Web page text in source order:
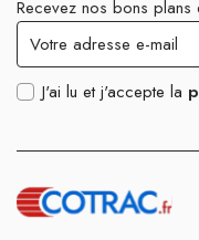
Recevez nos bons plans
J'ai lu et j'accepte la